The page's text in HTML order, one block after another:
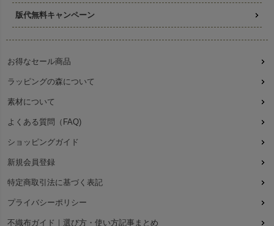
版代無料キャンペーン
お得なセール商品
ラッピングの森について
素材について
よくある質問（FAQ)
ショッピングガイド
新規会員登録
特定商取引法に基づく表記
プライバシーポリシー
不織布ガイド｜選び方・使い方記事まとめ